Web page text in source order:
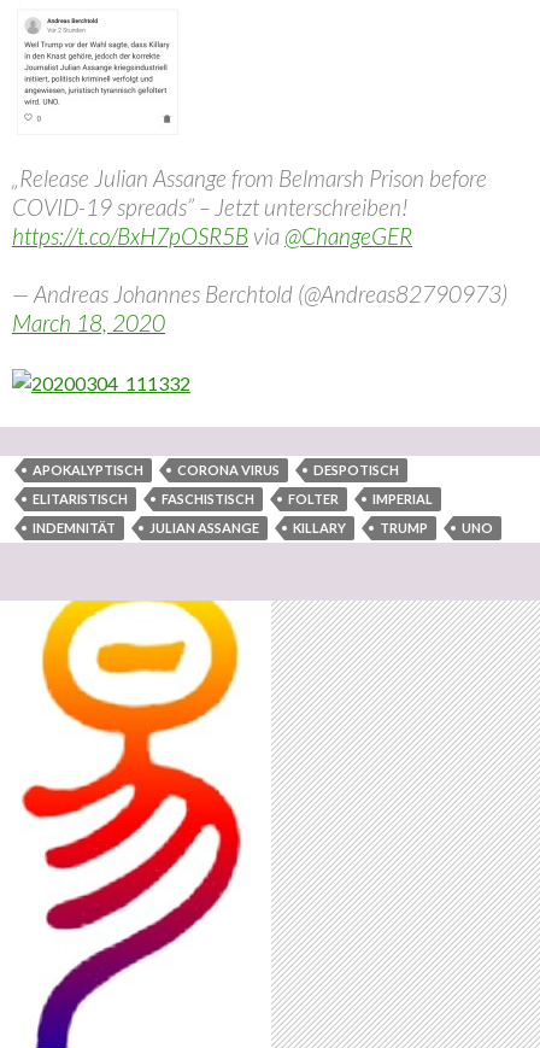
„Release Julian Assange from Belmarsh Prison before
COVID-19 spreads” – Jetzt unterschreiben!
https://t.co/BxH7pOSR5B via @ChangeGER
— Andreas Johannes Berchtold (@Andreas82790973)
March 18, 2020
APOKALYPTISCH CORONA VIRUS
DESPOTISCH
ELITARISTISCH
FASCHISTISCH FOLTER
IMPERIAL
INDEMNITÄT
JULIAN ASSANGE KILLARY TRUMP UNO